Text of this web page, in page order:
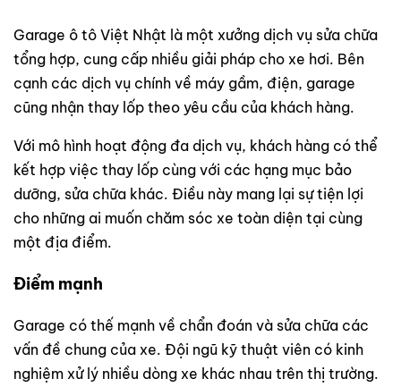
Garage ô tô Việt Nhật là một xưởng dịch vụ sửa chữa
tổng hợp, cung cấp nhiều giải pháp cho xe hơi. Bên
cạnh các dịch vụ chính về máy gầm, điện, garage
cũng nhận thay lốp theo yêu cầu của khách hàng.
Với mô hình hoạt động đa dịch vụ, khách hàng có thể
kết hợp việc thay lốp cùng với các hạng mục bảo
dưỡng, sửa chữa khác. Điều này mang lại sự tiện lợi
cho những ai muốn chăm sóc xe toàn diện tại cùng
một địa điểm.
Điểm mạnh
Garage có thế mạnh về chẩn đoán và sửa chữa các
vấn đề chung của xe. Đội ngũ kỹ thuật viên có kinh
nghiệm xử lý nhiều dòng xe khác nhau trên thị trường.